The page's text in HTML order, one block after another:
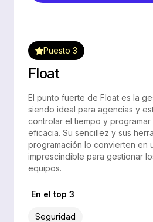
Float
Puesto 3
El punto fuerte de Float es la
siendo ideal para agencias y
controlar el tiempo y
eficacia. Su sencillez y sus
programación lo convierten en
imprescindible para gestionar
equipos.
En el top 3
Seguridad